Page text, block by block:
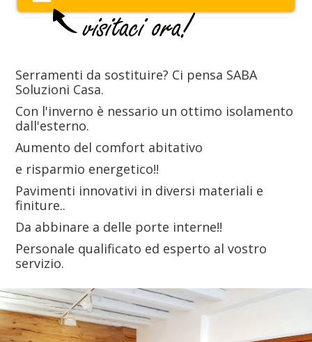
Serramenti da sostituire? Ci pensa SABA
Soluzioni Casa.
Con l'inverno è nessario un ottimo isolamento
dall'esterno.
Aumento del comfort abitativo
e risparmio energetico!!
Pavimenti innovativi in diversi materiali e
finiture..
Da abbinare a delle porte interne!!
Personale qualificato ed esperto al vostro
servizio.